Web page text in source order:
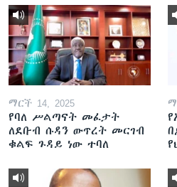
ማርች 14, 2025
የባለ ሥልጣናት መፈታት
ለደቡብ ሱዳን ውጥረት መርገብ
ቁልፍ ጉዳይ ነው ተባለ